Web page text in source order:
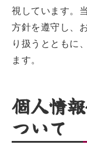
視しています。
方針を遵守し、
り扱うとともに
ます。
個人情
ついて